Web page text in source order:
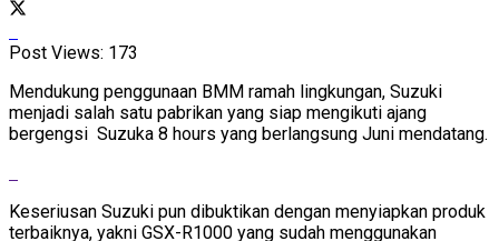
Post Views: 173
Mendukung penggunaan BMM ramah lingkungan, Suzuki
menjadi salah satu pabrikan yang siap mengikuti ajang
bergengsi Suzuka 8 hours yang berlangsung Juni mendatang.
Keseriusan Suzuki pun dibuktikan dengan menyiapkan produk
terbaiknya, yakni GSX-R1000 yang sudah menggunakan